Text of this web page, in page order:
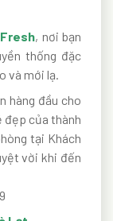
, nơi bạn
thống đặc
và mới lạ.
hàng đầu cho
đẹp của thành
tại Khách
vời khi đến